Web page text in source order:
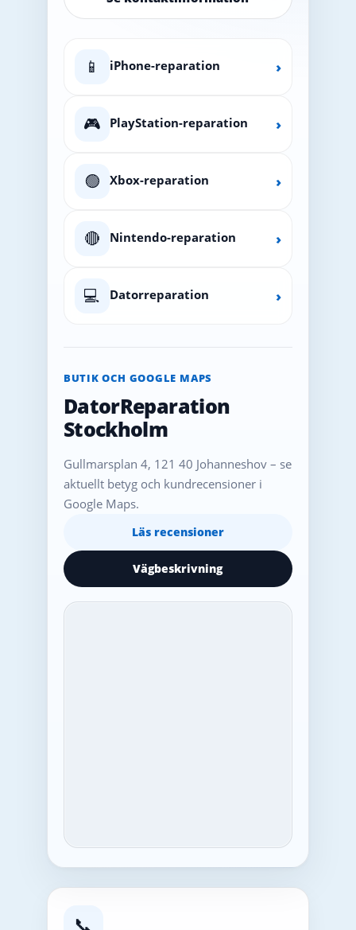
📱 iPhone-reparation ›
🎮 PlayStation-reparation ›
🟢 Xbox-reparation ›
🔴 Nintendo-reparation ›
💻 Datorreparation ›
BUTIK OCH GOOGLE MAPS
DatorReparation
Stockholm
Gullmarsplan 4, 121 40 Johanneshov – se
aktuellt betyg och kundrecensioner i
Google Maps.
Läs recensioner
Vägbeskrivning
📞